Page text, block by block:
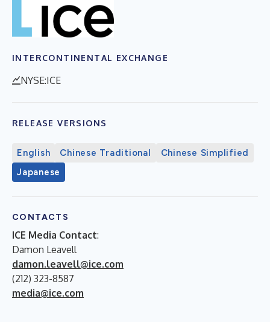
INTERCONTINENTAL EXCHANGE
NYSE:ICE
RELEASE VERSIONS
English Chinese Traditional
Chinese Simplified
Japanese
CONTACTS
ICE Media Contact:
Damon Leavell
damon.leavell@ice.com
(212) 323-8587
media@ice.com